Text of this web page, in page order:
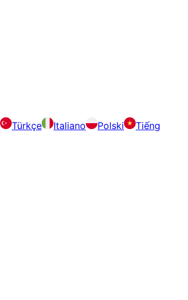
Türkçe Italiano Polski
Tiếng